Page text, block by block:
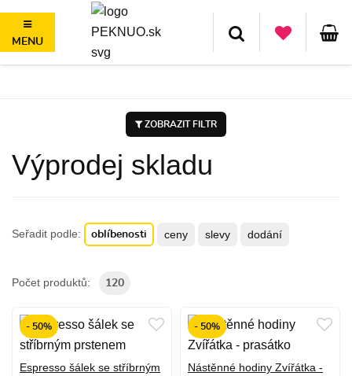
MENU
100 dní na vrácení, nad 1500 Kč doprava ZDARMA
ZOBRAZIT FILTR
Výprodej skladu
Seřadit podle: oblíbenosti ceny slevy dodání
Počet produktů: 120
- 50%
Espresso šálek se stříbrným
- 50%
Nástěnné hodiny Zvířátka -